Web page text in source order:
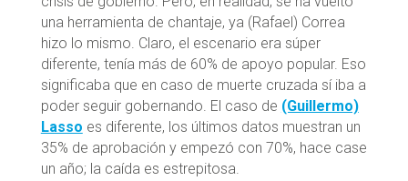
una herramienta de chantaje, ya (Rafael) Correa
hizo lo mismo. Claro, el escenario era súper
diferente, tenía más de 60% de apoyo popular. Eso
significaba que en caso de muerte cruzada sí iba a
poder seguir gobernando. El caso de (Guillermo)
Lasso es diferente, los últimos datos muestran un
35% de aprobación y empezó con 70%, hace case
un año; la caída es estrepitosa.